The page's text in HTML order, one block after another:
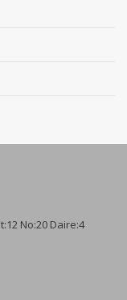
No:20 Daire:4